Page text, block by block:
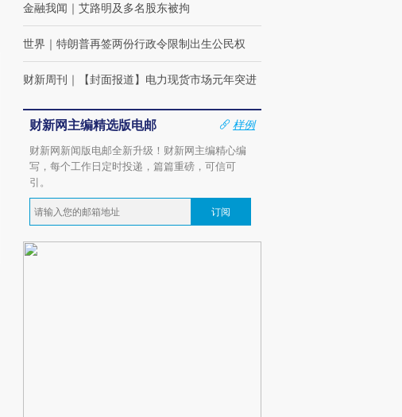
金融我闻 ｜ 艾路明及多名股东被拘
世界 ｜ 特朗普再签两份行政令限制出生公民权
财新周刊 ｜ 【封面报道】电力现货市场元年突进
财新网主编精选版电邮
样例
财新网新闻版电邮全新升级！财新网主编精心编
写，每个工作日定时投递，篇篇重磅，可信可
引。
订阅